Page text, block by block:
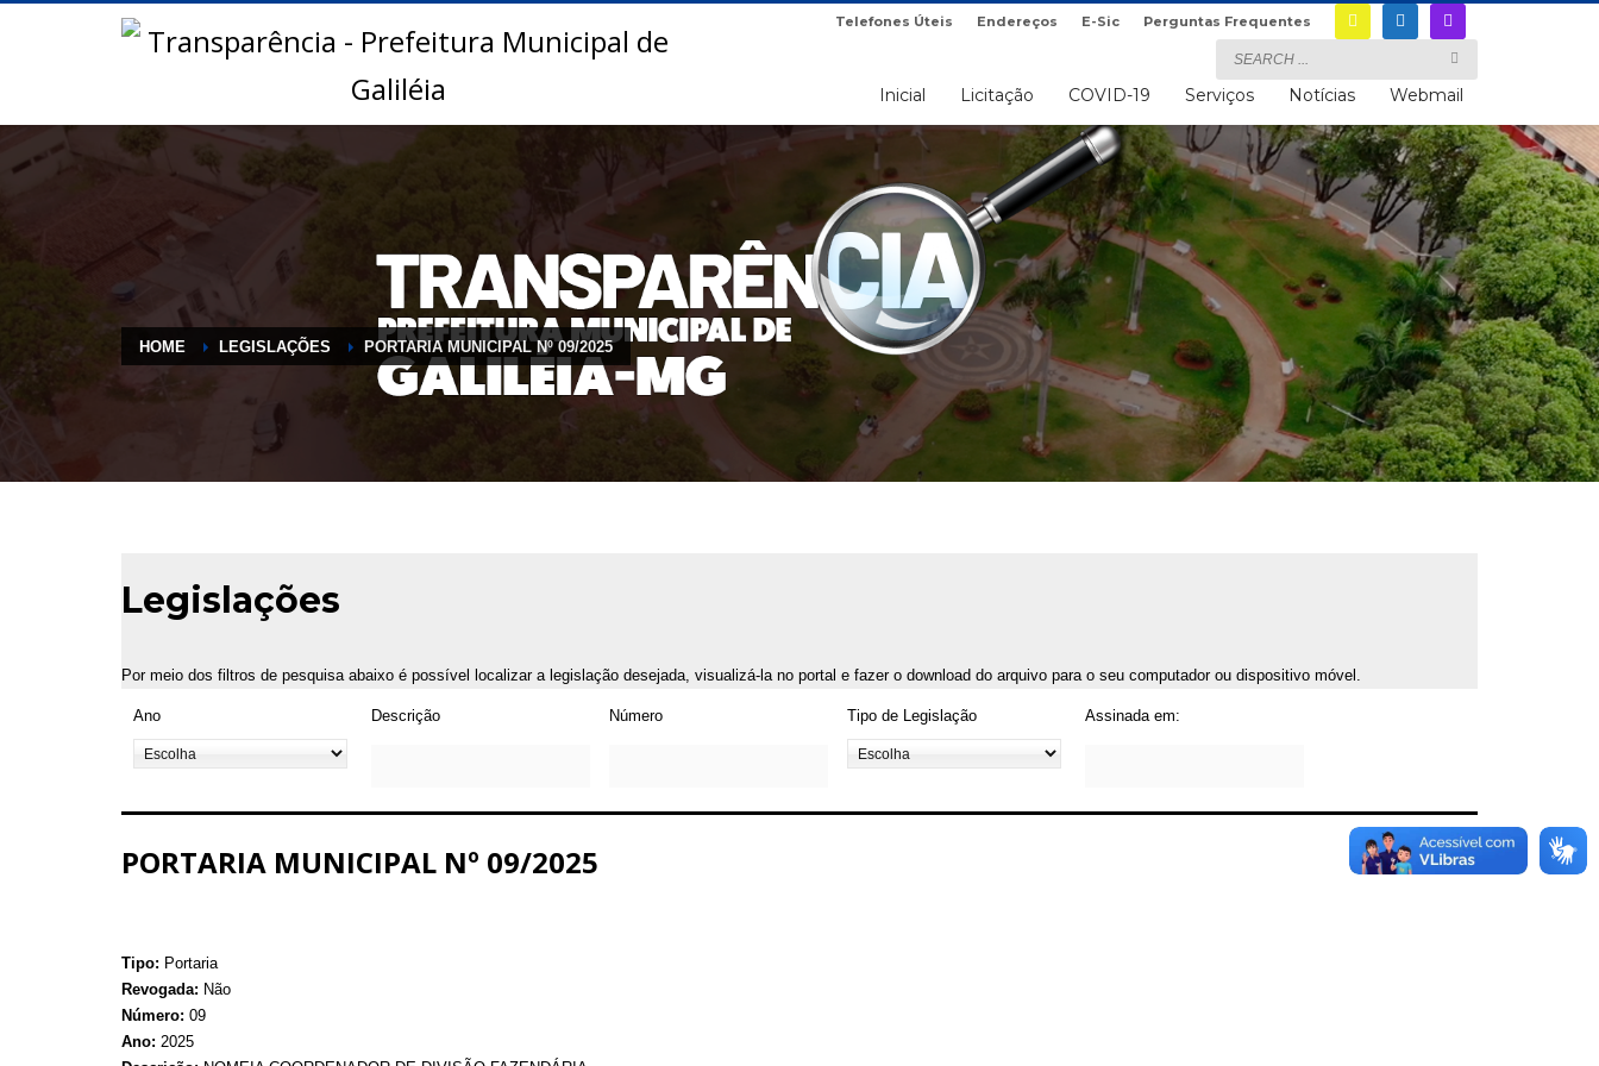
Telefones Úteis Endereços E-Sic Perguntas Frequentes
Inicial Licitação COVID-19 Serviços Notícias Webmail
HOME LEGISLAÇÕES PORTARIA MUNICIPAL Nº 09/2025
Legislações
Por meio dos filtros de pesquisa abaixo é possível localizar a legislação desejada, visualizá-la no portal e fazer o download do arquivo para o seu computador ou dispositivo móvel.
Ano Descrição Número Tipo de Legislação Assinada em:
PORTARIA MUNICIPAL Nº 09/2025
Tipo: Portaria
Revogada: Não
Número: 09
Ano: 2025